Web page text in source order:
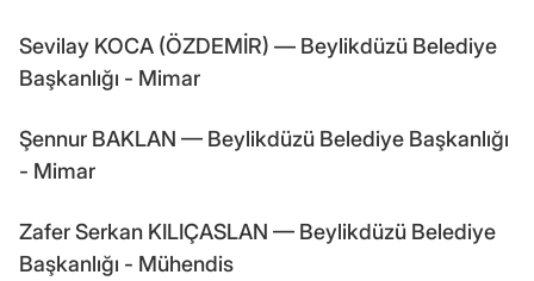
Sevilay KOCA (ÖZDEMİR) — Beylikdüzü Belediye
Başkanlığı - Mimar
Şennur BAKLAN — Beylikdüzü Belediye Başkanlığı
- Mimar
Zafer Serkan KILIÇASLAN — Beylikdüzü Belediye
Başkanlığı - Mühendis